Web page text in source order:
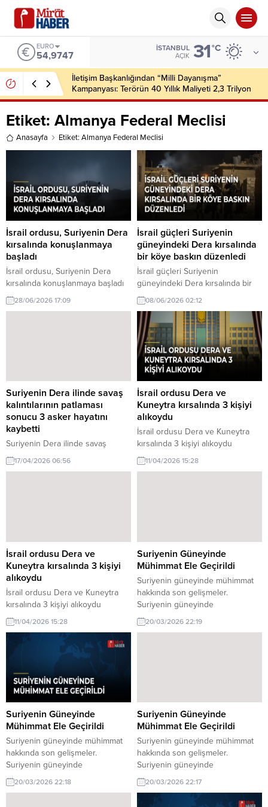
EURO
54,9747
İSTANBUL
AÇIK 31°C
İletişim Başkanlığından “Milli Dayanışma”
Kampanyası: Terörün 40 Yıllık Maliyeti 2,3 Trilyon
Dolar
Etiket: Almanya Federal Meclisi
Anasayfa Etiket: Almanya Federal Meclisi
İsrail ordusu, Suriyenin Dera
kırsalında konuşlanmaya
başladı
İsrail ordusu, Suriyenin Dera
kırsalında konuşlanmaya başladı
hakkında son gelişmeler. İsrail
ordusu, Suriyenin Dera kırsalında
28/06/2026 17:09
İsrail güçleri Suriyenin
güneyindeki Dera kırsalında
bir köye baskın düzenledi
İsrail güçleri Suriyenin
güneyindeki Dera kırsalında bir
köye baskın düzenledi. Olay,
bölgedeki tansiyonu artırdı.
08/06/2026 02:12
Suriyenin Dera ilinde savaş
kalıntılarının patlaması
sonucu 3 asker hayatını
kaybetti
Suriyenin Dera ilinde savaş
kalıntılarının patlaması sonucu 3
asker hayatını kaybetti. Olay,
17/04/2026 06:56
İsrail ordusu Dera ve
Kuneytra kırsalında 3 kişiyi
alıkoydu
İsrail ordusu Dera ve Kuneytra
kırsalında 3 kişiyi alıkoydu
hakkında son gelişmeler. İsrail
ordusu, Suriye'nin Dera ve
11/04/2026 15:28
İsrail ordusu Dera ve
Kuneytra kırsalında 3 kişiyi
alıkoydu
İsrail ordusu Dera ve Kuneytra
kırsalında 3 kişiyi alıkoydu
hakkında son gelişmeler. İsrail
ordusu, Suriye'nin Dera ve
Kuneytra kırsal bölgelerinde 3
kişiyi alıkoydu. Olayın detayları
henüz netleşmedi.
11/04/2026 15:28
Suriyenin Güneyinde
Mühimmat Ele Geçirildi
Suriyenin güneyinde mühimmat
hakkında son gelişmeler.
Suriyenin güneyinde
gerçekleştirilen operasyonlarda
çok sayıda mühimmat ele
20/03/2026 22:19
Suriyenin Güneyinde
Mühimmat Ele Geçirildi
Suriyenin güneyinde mühimmat
hakkında son gelişmeler.
Suriyenin güneyinde
gerçekleştirilen operasyonlarda
çok sayıda mühimmat ele
20/03/2026 22:18
Suriyenin Güneyinde
Mühimmat Ele Geçirildi
Suriyenin güneyinde mühimmat
hakkında son gelişmeler.
Suriyenin güneyinde
gerçekleştirilen operasyonlarda
çok sayıda mühimmat ele
geçirildi. Güvenlik güçleri,
20/03/2026 22:17